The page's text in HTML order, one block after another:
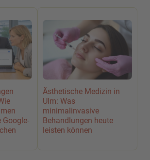
Google-
Ästhetische Medizin in
Ulm: Was
minimalinvasive
Behandlungen heute
leisten können